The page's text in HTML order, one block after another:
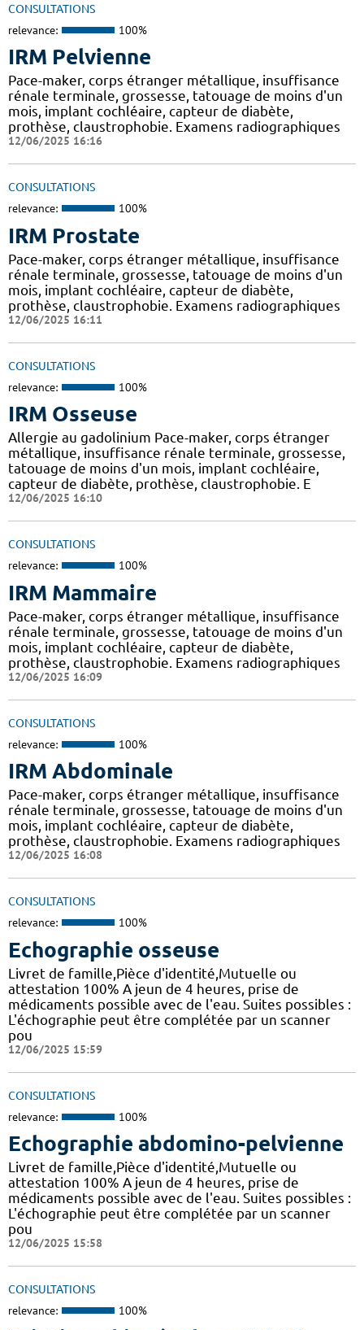
CONSULTATIONS
relevance: 100%
IRM Pelvienne
Pace-maker, corps étranger métallique, insuffisance
rénale terminale, grossesse, tatouage de moins d'un
mois, implant cochléaire, capteur de diabète,
prothèse, claustrophobie. Examens radiographiques
12/06/2025 16:16
CONSULTATIONS
relevance: 100%
IRM Prostate
Pace-maker, corps étranger métallique, insuffisance
rénale terminale, grossesse, tatouage de moins d'un
mois, implant cochléaire, capteur de diabète,
prothèse, claustrophobie. Examens radiographiques
12/06/2025 16:11
CONSULTATIONS
relevance: 100%
IRM Osseuse
Allergie au gadolinium Pace-maker, corps étranger
métallique, insuffisance rénale terminale, grossesse,
tatouage de moins d'un mois, implant cochléaire,
capteur de diabète, prothèse, claustrophobie. E
12/06/2025 16:10
CONSULTATIONS
relevance: 100%
IRM Mammaire
Pace-maker, corps étranger métallique, insuffisance
rénale terminale, grossesse, tatouage de moins d'un
mois, implant cochléaire, capteur de diabète,
prothèse, claustrophobie. Examens radiographiques
12/06/2025 16:09
CONSULTATIONS
relevance: 100%
IRM Abdominale
Pace-maker, corps étranger métallique, insuffisance
rénale terminale, grossesse, tatouage de moins d'un
mois, implant cochléaire, capteur de diabète,
prothèse, claustrophobie. Examens radiographiques
12/06/2025 16:08
CONSULTATIONS
relevance: 100%
Echographie osseuse
Livret de famille,Pièce d'identité,Mutuelle ou
attestation 100% A jeun de 4 heures, prise de
médicaments possible avec de l'eau. Suites possibles :
L'échographie peut être complétée par un scanner
pou
12/06/2025 15:59
CONSULTATIONS
relevance: 100%
Echographie abdomino-pelvienne
Livret de famille,Pièce d'identité,Mutuelle ou
attestation 100% A jeun de 4 heures, prise de
médicaments possible avec de l'eau. Suites possibles :
L'échographie peut être complétée par un scanner
pou
12/06/2025 15:58
CONSULTATIONS
relevance: 100%